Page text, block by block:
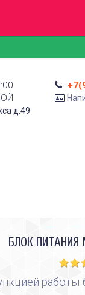
д.49
БЛОК ПИТАНИЯ
работы